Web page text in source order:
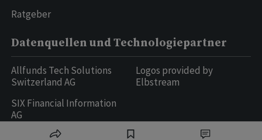
Ratgeber
Datenquellen und Technologiepartner
Allfunds Tech Solutions
Switzerland AG
SIX Financial Information
AG
Logos provided by
Elbstream